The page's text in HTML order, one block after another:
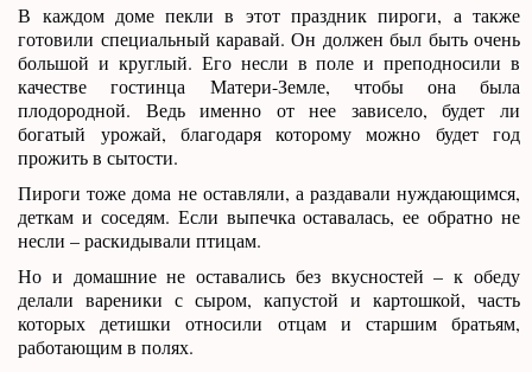
В каждом доме пекли в этот праздник пироги, а также
готовили специальный каравай. Он должен был быть очень
большой и круглый. Его несли в поле и преподносили в
качестве гостинца Матери-Земле, чтобы она была
плодородной. Ведь именно от нее зависело, будет ли
богатый урожай, благодаря которому можно будет год
прожить в сытости.
Пироги тоже дома не оставляли, а раздавали нуждающимся,
деткам и соседям. Если выпечка оставалась, ее обратно не
несли – раскидывали птицам.
Но и домашние не оставались без вкусностей – к обеду
делали вареники с сыром, капустой и картошкой, часть
которых детишки относили отцам и старшим братьям,
работающим в полях.